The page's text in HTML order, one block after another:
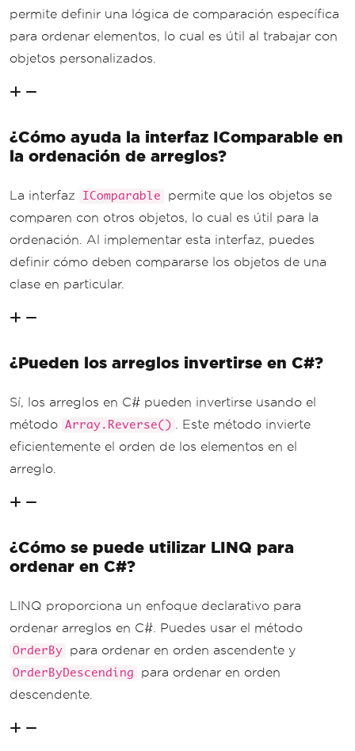
permite definir una lógica de comparación específica
para ordenar elementos, lo cual es útil al trabajar con
objetos personalizados.
¿Cómo ayuda la interfaz IComparable en
la ordenación de arreglos?
La interfaz IComparable
permite que los objetos se
comparen con otros objetos, lo cual es útil para la
ordenación. Al implementar esta interfaz, puedes
definir cómo deben compararse los objetos de una
clase en particular.
¿Pueden los arreglos invertirse en C#?
Sí, los arreglos en C# pueden invertirse usando el
método Array.Reverse()
. Este método invierte
eficientemente el orden de los elementos en el
arreglo.
¿Cómo se puede utilizar LINQ para
ordenar en C#?
LINQ proporciona un enfoque declarativo para
ordenar arreglos en C#. Puedes usar el método
OrderBy para ordenar en orden ascendente y
OrderByDescending
para ordenar en orden
descendente.